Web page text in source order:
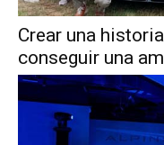
Crear una
conseguir una